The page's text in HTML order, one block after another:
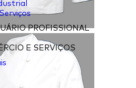
PROFISSIONAL
E SERVIÇOS